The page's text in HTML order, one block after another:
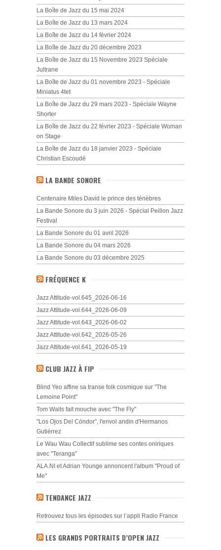
La Boîte de Jazz du 15 mai 2024
La Boîte de Jazz du 13 mars 2024
La Boîte de Jazz du 14 février 2024
La Boîte de Jazz du 20 décembre 2023
La Boîte de Jazz du 15 Novembre 2023 Spéciale
Jultrane
La Boîte de Jazz du 01 novembre 2023 - Spéciale
Miniatus 4tet
La Boîte de Jazz du 29 mars 2023 - Spéciale Wayne
Shorter
La Boîte de Jazz du 22 février 2023 - Spéciale Woman
on Stage
La Boîte de Jazz du 18 janvier 2023 - Spéciale
Christian Escoudé
LA BANDE SONORE
Centenaire Miles David le prince des ténèbres
La Bande Sonore du 3 juin 2026 - Spécial Peillon Jazz
Festival
La Bande Sonore du 01 avril 2026
La Bande Sonore du 04 mars 2026
La Bande Sonore du 03 décembre 2025
FRÉQUENCE K
Jazz Attitude-vol.645_2026-06-16
Jazz Attitude-vol.644_2026-06-09
Jazz Attitude-vol.643_2026-06-02
Jazz Attitude-vol.642_2026-05-26
Jazz Attitude-vol.641_2026-05-19
CLUB JAZZ À FIP
Blind Yeo affine sa transe folk cosmique sur "The
Lemoine Point"
Tom Waits fait mouche avec "The Fly"
"Los Ojos Del Cóndor", l'envol andin d'Hermanos
Gutiérrez
Le Wau Wau Collectif sublime ses contes oniriques
avec "Teranga"
ALA.NI et Adrian Younge annoncent l'album "Proud of
Me"
TENDANCE JAZZ
Retrouvez tous les épisodes sur l’appli Radio France
LES GRANDS PORTRAITS D’OPEN JAZZ